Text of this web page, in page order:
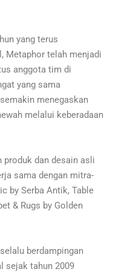
yang terus
Metaphor telah menjadi
anggota tim di
yang sama
menegaskan
melalui keberadaan
produk dan desain asli
sama dengan mitra-
by Serba Antik, Table
& Rugs by Golden
berdampingan
sejak tahun 2009